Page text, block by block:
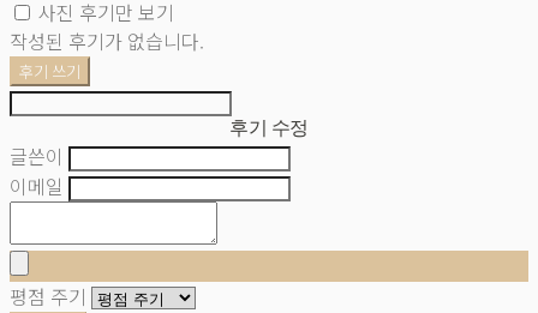
사진 후기만 보기
작성된 후기가 없습니다.
후기 쓰기
후기 수정
글쓴이
이메일
평점 주기